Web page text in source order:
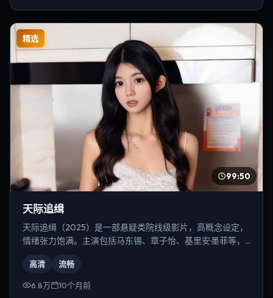
精选
99:50
天际追缉
天际追缉（2025）是一部悬疑类院线级影片，高概念设定，
情绪张力饱满。主演包括马东锡、章子怡、基里安·墨菲等，
高清 流畅
6.8万 10个月前